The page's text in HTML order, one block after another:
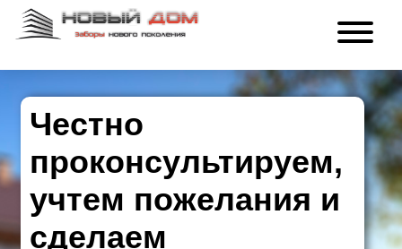
Честно
проконсультируем,
учтем пожелания и
сделаем